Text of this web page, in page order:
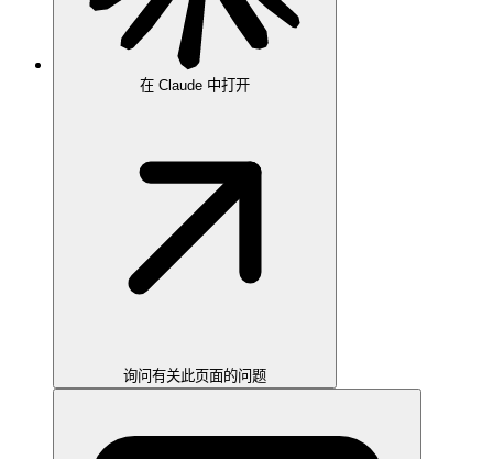
在 Claude 中打开
询问有关此页面的问题